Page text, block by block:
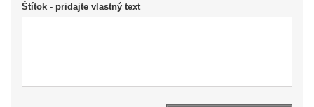
Štítok - pridajte vlastný text